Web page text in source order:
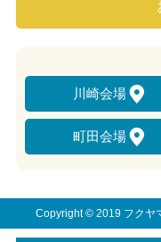
川崎会場
町田会場
Copyright © 2019 フクヤ